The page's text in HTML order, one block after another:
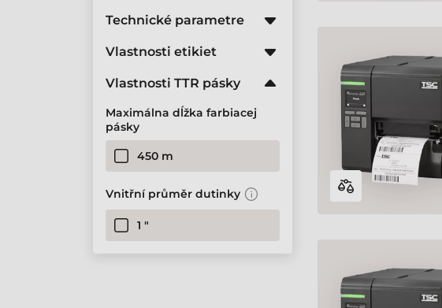
Technické parametre
Vlastnosti etikiet
Vlastnosti TTR pásky
Maximálna dĺžka farbiacej
pásky
450 m
Vnitřní průměr dutinky
1 "